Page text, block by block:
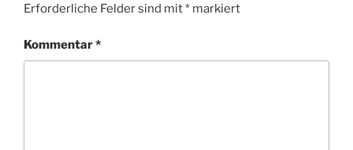
Erforderliche Felder sind mit* markiert
Kommentar*